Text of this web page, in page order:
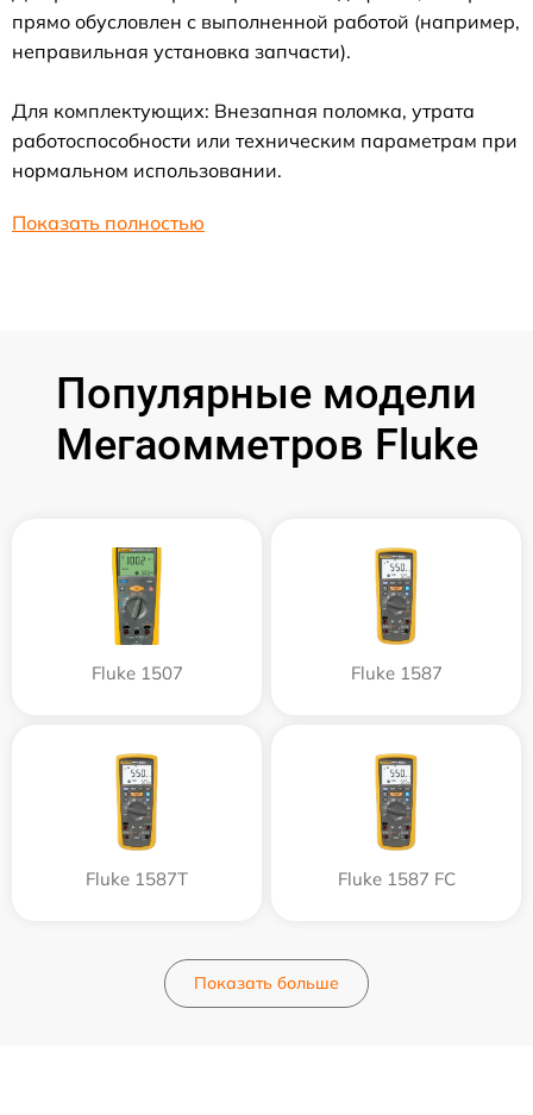
прямо обусловлен с выполненной работой (например,
неправильная установка запчасти).
Для комплектующих: Внезапная поломка, утрата
работоспособности или техническим параметрам при
нормальном использовании.
Показать полностью
Популярные модели
Мегаомметров Fluke
Fluke 1507 Fluke 1587
Fluke 1587T Fluke 1587 FC
Показать больше